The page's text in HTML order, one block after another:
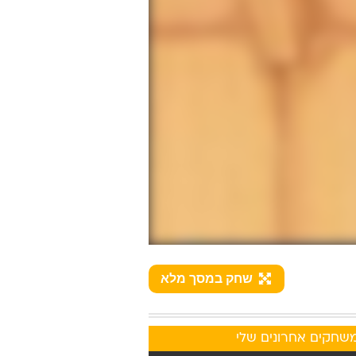
שחק במסך מלא
אחרונים שלי